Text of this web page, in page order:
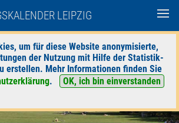
LEIPZIG
um für diese Website anonymisierte,
der Nutzung mit Hilfe der Statistik-
erstellen. Mehr Informationen finden Sie
.
OK, ich bin einverstanden